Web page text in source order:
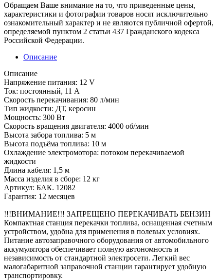
Обращаем Ваше внимание на то, что приведенные цены,
характеристики и фотографии товаров носят исключительно
ознакомительный характер и не являются публичной офертой,
определяемой пунктом 2 статьи 437 Гражданского кодекса
Российской Федерации.
Описание
Описание
Напряжение питания: 12 V
Ток: постоянный, 11 А
Скорость перекачивания: 80 л/мин
Тип жидкости: ДТ, керосин
Мощность: 300 Вт
Скорость вращения двигателя: 4000 об/мин
Высота забора топлива: 5 м
Высота подъёма топлива: 10 м
Охлаждение электромотора: потоком перекачиваемой
жидкости
Длина кабеля: 1,5 м
Масса изделия в сборе: 12 кг
Артикул: БАК. 12082
Гарантия: 12 месяцев
!!!ВНИМАНИЕ!!! ЗАПРЕЩЕНО ПЕРЕКАЧИВАТЬ БЕНЗИН
Компактная станция перекачки топлива, оснащенная счетным
устройством, удобна для применения в полевых условиях.
Питание автозаправочного оборудования от автомобильного
аккумулятора обеспечивает полную автономность и
независимость от стандартной электросети. Легкий вес
малогабаритной заправочной станции гарантирует удобную
транспортировку.